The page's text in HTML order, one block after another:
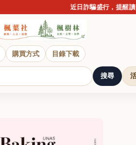
近日詐騙盛行，提醒讀
購買方式 目錄下載
搜尋